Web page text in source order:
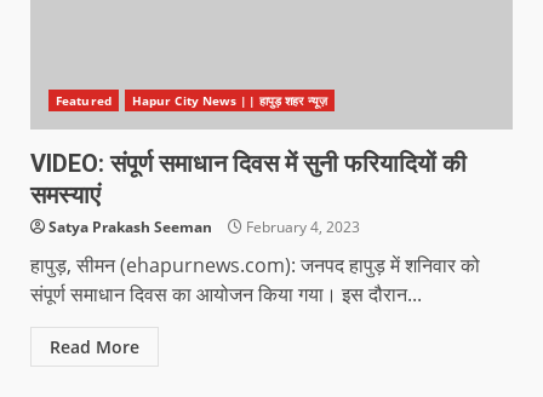
Featured Hapur City News || हापुड़ शहर न्यूज़
VIDEO: संपूर्ण समाधान दिवस में सुनी फरियादियों की
समस्याएं
Satya Prakash Seeman February 4, 2023
हापुड़, सीमन (ehapurnews.com): जनपद हापुड़ में शनिवार को
संपूर्ण समाधान दिवस का आयोजन किया गया। इस दौरान...
Read More